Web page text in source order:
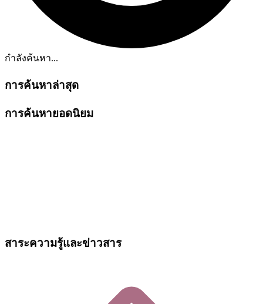
กำลังค้นหา...
การค้นหาล่าสุด
การค้นหายอดนิยม
สาระความรู้และข่าวสาร